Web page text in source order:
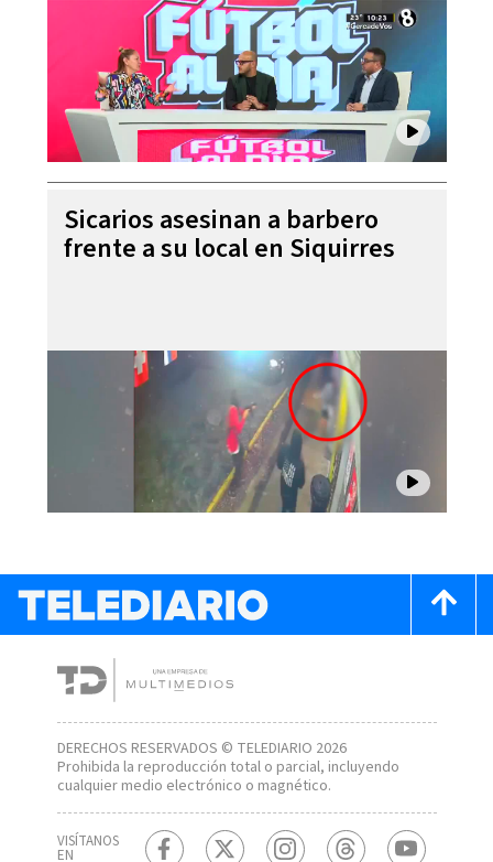
Sicarios asesinan a barbero
frente a su local en Siquirres
DERECHOS RESERVADOS © TELEDIARIO 2026
Prohibida la reproducción total o parcial, incluyendo
cualquier medio electrónico o magnético.
VISÍTANOS
EN